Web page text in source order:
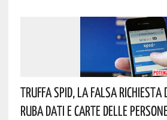
Truffa Spid, La Falsa Richiesta
Ruba Dati E Carte Delle